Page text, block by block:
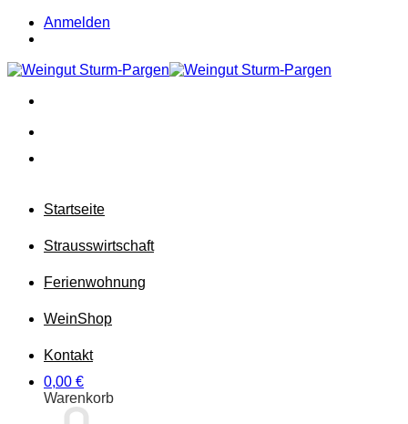
Zum
Inhalt
Anmelden
Startseite
Strausswirtschaft
Ferienwohnung
WeinShop
Kontakt
0,00 €
Warenkorb